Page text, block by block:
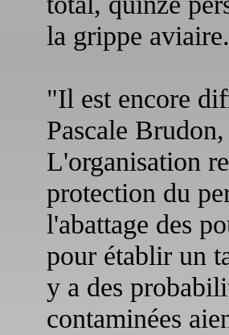
la grippe aviaire.
"Il est encore
Pascale
L'organisation
protection du
l'abattage des
pour établir un
y a des
contaminées